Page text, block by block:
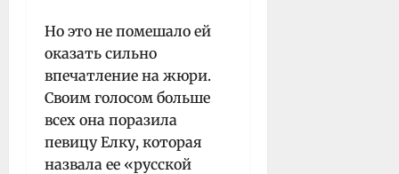
Но это не помешало ей
оказать сильно
впечатление на жюри.
Своим голосом больше
всех она поразила
певицу Елку, которая
назвала ее «русской